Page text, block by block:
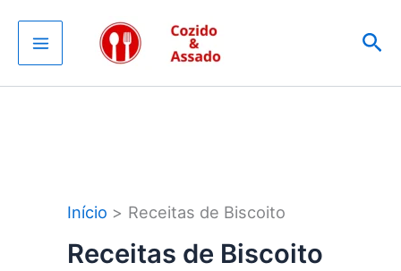
para
conteúdo
Início Receitas de Biscoito
Receitas de Biscoito